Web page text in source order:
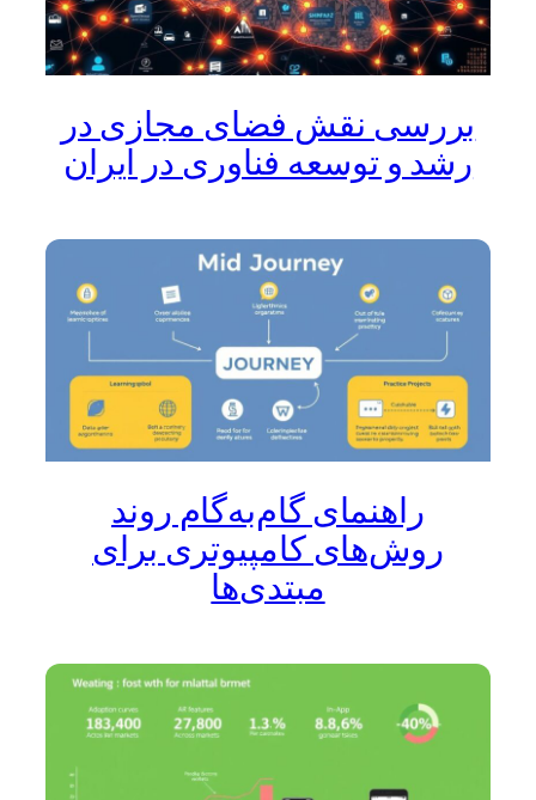
بررسی نقش فضای مجازی در
رشد و توسعه فناوری در ایران
راهنمای گام‌به‌گام روند
روش‌های کامپیوتری برای
مبتدی‌ها